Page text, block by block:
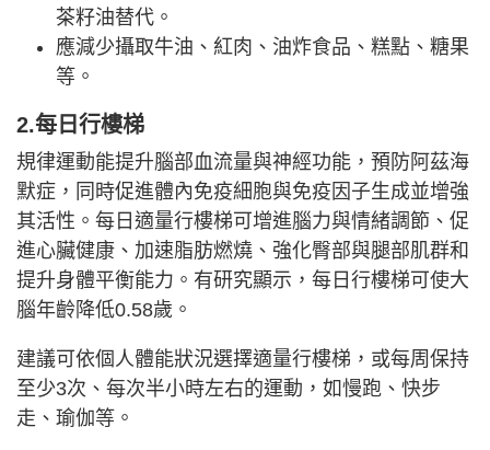
茶籽油替代。
應減少攝取牛油、紅肉、油炸食品、糕點、糖果
等。
2.每日行樓梯
規律運動能提升腦部血流量與神經功能，預防阿茲海
默症，同時促進體內免疫細胞與免疫因子生成並增強
其活性。每日適量行樓梯可增進腦力與情緒調節、促
進心臟健康、加速脂肪燃燒、強化臀部與腿部肌群和
提升身體平衡能力。有研究顯示，每日行樓梯可使大
腦年齡降低0.58歲。
建議可依個人體能狀況選擇適量行樓梯，或每周保持
至少3次、每次半小時左右的運動，如慢跑、快步
走、瑜伽等。